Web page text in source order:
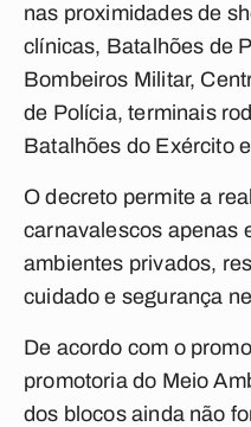
nas proximidades de
clínicas, Batalhões de
Bombeiros Militar,
de Polícia, terminais
Batalhões do Exército
O decreto permite a
carnavalescos apenas
ambientes privados,
cuidado e segurança
De acordo com o
promotoria do Meio
dos blocos ainda não